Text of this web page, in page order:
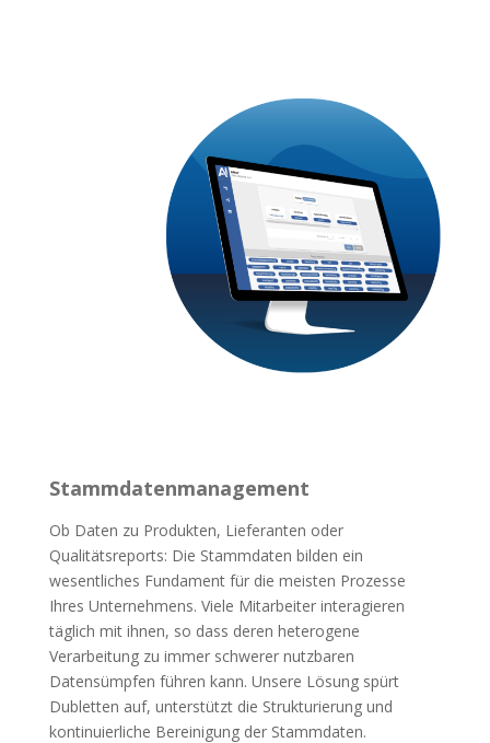
Stammdatenmanagement
Ob Daten zu Produkten, Lieferanten oder
Qualitätsreports: Die Stammdaten bilden ein
wesentliches Fundament für die meisten Prozesse
Ihres Unternehmens. Viele Mitarbeiter interagieren
täglich mit ihnen, so dass deren heterogene
Verarbeitung zu immer schwerer nutzbaren
Datensümpfen führen kann. Unsere Lösung spürt
Dubletten auf, unterstützt die Strukturierung und
kontinuierliche Bereinigung der Stammdaten.